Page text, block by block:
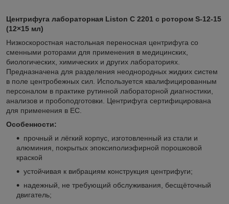
Центрифуга лабораторная Liston C 2201 c ротором S-12-15
(12×15 мл)
Низкоскоростная настольная переносная центрифуга со
сменными роторами для применения в медицинских,
биологических, химических и других лабораториях.
Предназначена для разделения неоднородных жидких систем
в поле центробежных сил. Используется квалифицированным
персоналом в практике рутинной лабораторной диагностики,
анализов и пробоподготовки. Центрифуга сертифицирована
для применения в ЕС.
Особенности:
прочный и лёгкий корпус, изготовленный из стали и
алюминия, покрытых эпоксиполиэфирной порошковой
краской
устойчивая к вибрациям конструкция центрифуги;
надежный, не требующий обслуживания, бесщёточный
двигатель;